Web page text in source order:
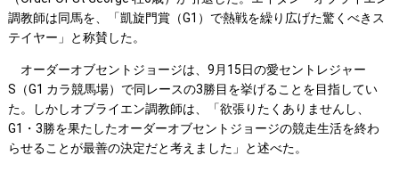
調教師は同馬を、「凱旋門賞（G1）で熱戦を繰り広げた驚くべきス
テイヤー」と称賛した。
オーダーオブセントジョージは、9月15日の愛セントレジャー
S（G1 カラ競馬場）で同レースの3勝目を挙げることを目指してい
た。しかしオブライエン調教師は、「欲張りたくありませんし、
G1・3勝を果たしたオーダーオブセントジョージの競走生活を終わ
らせることが最善の決定だと考えました」と述べた。